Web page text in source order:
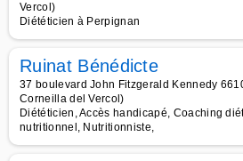
Vercol)
Diététicien à Perpignan
Ruinat Bénédicte
37 boulevard John Fitzgerald Kennedy
Corneilla del Vercol)
Diététicien, Accès handicapé, Coaching
nutritionnel, Nutritionniste,